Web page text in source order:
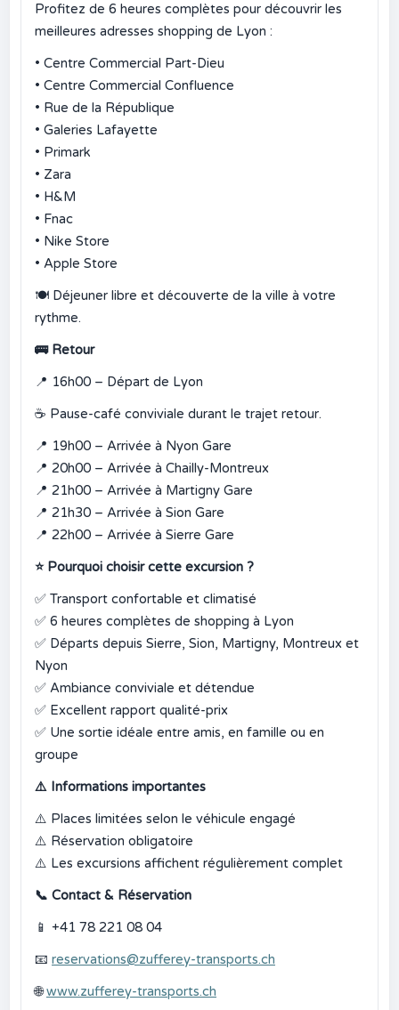
Profitez de 6 heures complètes pour découvrir les
meilleures adresses shopping de Lyon :
• Centre Commercial Part-Dieu
• Centre Commercial Confluence
• Rue de la République
• Galeries Lafayette
• Primark
• Zara
• H&M
• Fnac
• Nike Store
• Apple Store
🍽️ Déjeuner libre et découverte de la ville à votre
rythme.
🚌Retour
📍 16h00 – Départ de Lyon
☕ Pause-café conviviale durant le trajet retour.
📍 19h00 – Arrivée à Nyon Gare
📍 20h00 – Arrivée à Chailly-Montreux
📍 21h00 – Arrivée à Martigny Gare
📍 21h30 – Arrivée à Sion Gare
📍 22h00 – Arrivée à Sierre Gare
⭐Pourquoi choisir cette excursion ?
✅ Transport confortable et climatisé
✅ 6 heures complètes de shopping à Lyon
✅ Départs depuis Sierre, Sion, Martigny, Montreux et
Nyon
✅ Ambiance conviviale et détendue
✅ Excellent rapport qualité-prix
✅ Une sortie idéale entre amis, en famille ou en
groupe
⚠️ Informations importantes
⚠️ Places limitées selon le véhicule engagé
⚠️ Réservation obligatoire
⚠️ Les excursions affichent régulièrement complet
📞 Contact & Réservation
📱 +41 78 221 08 04
📧 reservations@zufferey-transports.ch
🌐 www.zufferey-transports.ch